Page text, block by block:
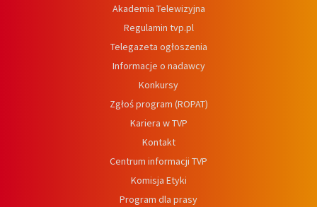
Akademia Telewizyjna
Regulamin tvp.pl
Telegazeta ogłoszenia
Informacje o nadawcy
Konkursy
Zgłoś program (ROPAT)
Kariera w TVP
Kontakt
Centrum informacji TVP
Komisja Etyki
Program dla prasy